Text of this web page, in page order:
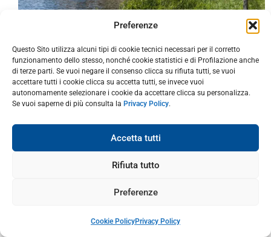
Preferenze
Questo Sito utilizza alcuni tipi di cookie tecnici necessari per il corretto
funzionamento dello stesso, nonché cookie statistici e di Profilazione anche
di terze parti. Se vuoi negare il consenso clicca su rifiuta tutti, se vuoi
accettare tutti i cookie clicca su accetta tutti, se invece vuoi
autonomamente selezionare i cookie da accettare clicca su personalizza.
Se vuoi saperne di più consulta la Privacy Policy.
Accetta tutti
Rifiuta tutto
Preferenze
Cookie PolicyPrivacy Policy